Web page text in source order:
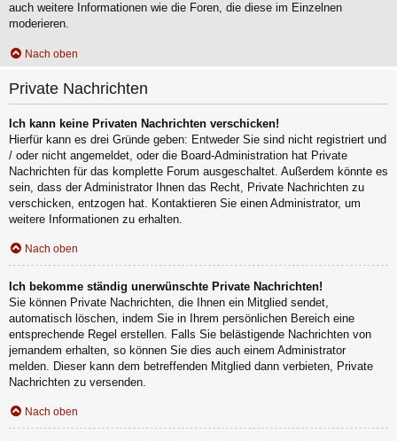
auch weitere Informationen wie die Foren, die diese im Einzelnen
moderieren.
Nach oben
Private Nachrichten
Ich kann keine Privaten Nachrichten verschicken!
Hierfür kann es drei Gründe geben: Entweder Sie sind nicht registriert und
/ oder nicht angemeldet, oder die Board-Administration hat Private
Nachrichten für das komplette Forum ausgeschaltet. Außerdem könnte es
sein, dass der Administrator Ihnen das Recht, Private Nachrichten zu
verschicken, entzogen hat. Kontaktieren Sie einen Administrator, um
weitere Informationen zu erhalten.
Nach oben
Ich bekomme ständig unerwünschte Private Nachrichten!
Sie können Private Nachrichten, die Ihnen ein Mitglied sendet,
automatisch löschen, indem Sie in Ihrem persönlichen Bereich eine
entsprechende Regel erstellen. Falls Sie belästigende Nachrichten von
jemandem erhalten, so können Sie dies auch einem Administrator
melden. Dieser kann dem betreffenden Mitglied dann verbieten, Private
Nachrichten zu versenden.
Nach oben